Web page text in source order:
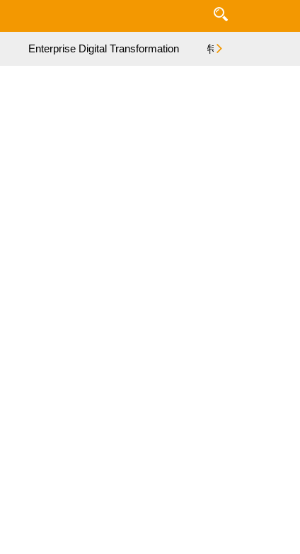
Enterprise Digital Transformation 特集